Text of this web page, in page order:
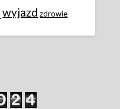
wyjazd zdrowie